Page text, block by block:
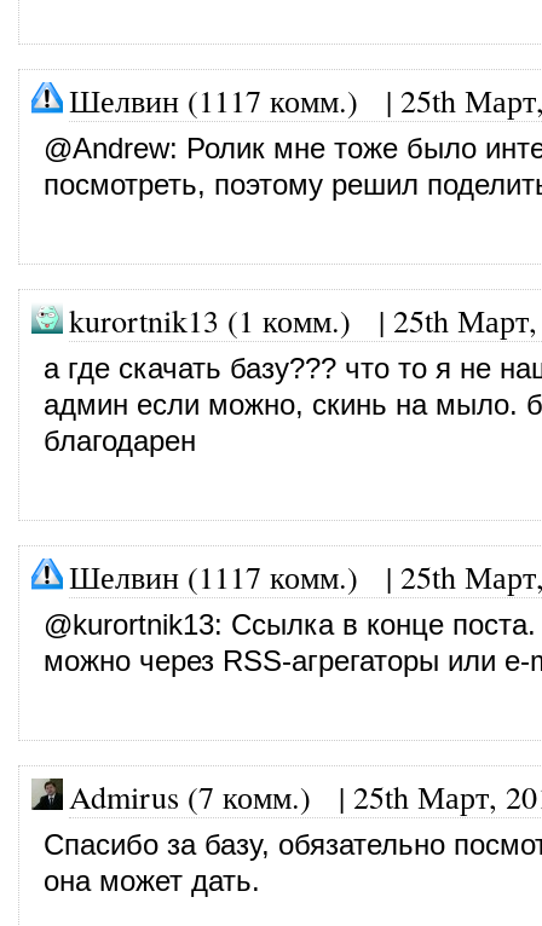
Шелвин (1117 комм.) | 25th
@Andrew: Ролик мне тоже было
посмотреть, поэтому решил
kurortnik13 (1 комм.) | 25th
а где скачать базу??? что то я не
админ если можно, скинь на мыло.
благодарен
Шелвин (1117 комм.) | 25th
@kurortnik13: Ссылка в конце
можно через RSS-агрегаторы или e-
Admirus (7 комм.) | 25th Март,
Спасибо за базу, обязательно
она может дать.